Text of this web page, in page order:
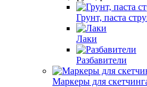
Грунт, паста
Лаки
Разбавители
Маркеры для